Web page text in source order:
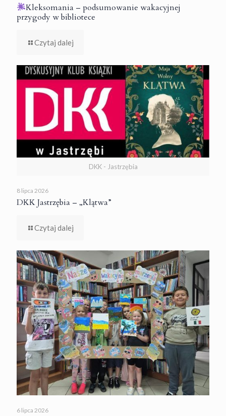
Kleksomania – podsumowanie wakacyjnej
przygody w bibliotece
Czytaj dalej
DKK - Jastrzębia
8 lipca 2026
DKK Jastrzębia – „Klątwa”
Czytaj dalej
6 lipca 2026